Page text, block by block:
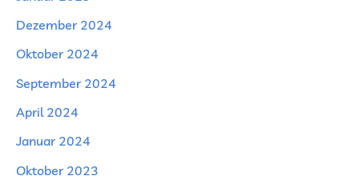
Dezember 2024
Oktober 2024
September 2024
April 2024
Januar 2024
Oktober 2023